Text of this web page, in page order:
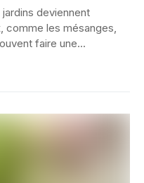
jardins deviennent
comme les mésanges,
faire une...